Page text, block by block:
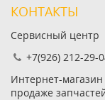
КОНТАКТЫ
Сервисный центр
+7(926) 212-29-
Интернет-
продаже